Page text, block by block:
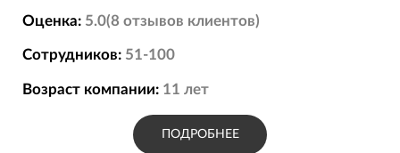
Оценка: 5.0(8 отзывов клиентов)
Сотрудников: 51-100
Возраст компании: 11 лет
ПОДРОБНЕЕ